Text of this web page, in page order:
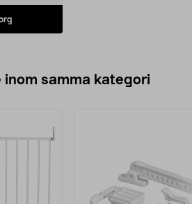
inom samma kategori